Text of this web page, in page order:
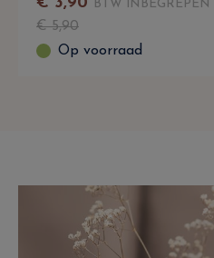
€ 3,90 BTW INBEGREPEN
€5,90
Op voorraad